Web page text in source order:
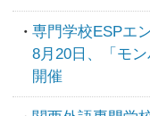
専門学校ESPエ
8月20日、「モ
開催